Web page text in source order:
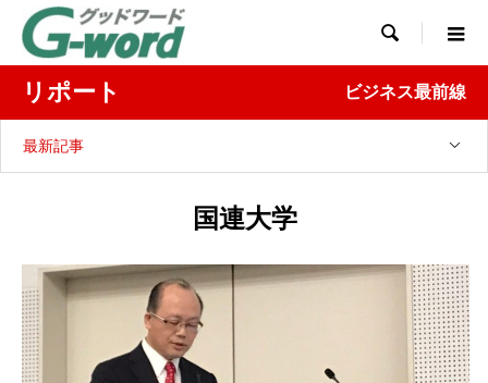

リポート ビジネス最前線
最新記事
国連大学